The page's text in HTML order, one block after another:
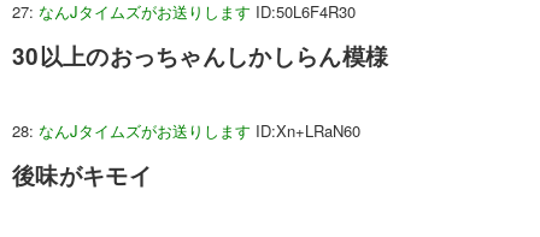
27: なんJタイムズがお送りします ID:50L6F4R30
30以上のおっちゃんしかしらん模様
28: なんJタイムズがお送りします ID:Xn+LRaN60
後味がキモイ